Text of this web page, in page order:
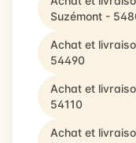
Suzémont -
Achat et
54490
Achat et
54110
Achat et